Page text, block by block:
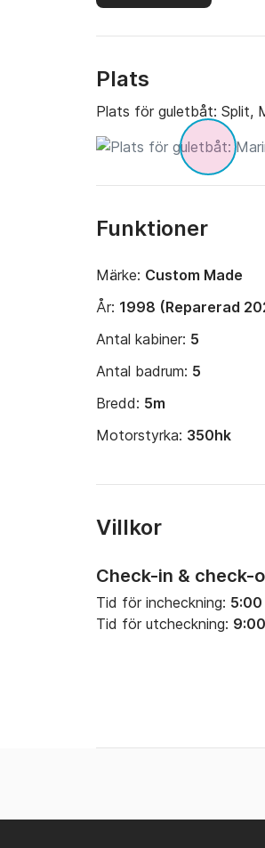
Plats
Plats för guletbåt: Split,
Funktioner
Märke: Custom Made
År: 1998 (Reparerad
Antal kabiner: 5
Antal badrum: 5
Bredd: 5m
Motorstyrka: 350hk
Villkor
Check-in & check-
Tid för incheckning: 5:00
Tid för utcheckning: